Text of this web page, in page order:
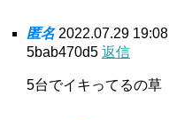
匿名 2022.07.29 19:08
5bab470d5 返信
5台でイキってるの草